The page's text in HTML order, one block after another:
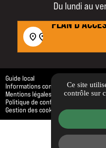
Du lundi au
location_on location_on
PLAN
PLAN
Guide local
Informations complémentaires
Mentions légales
Politique de confidentialité
Gestion des cookies
Ce site
contrôle sur